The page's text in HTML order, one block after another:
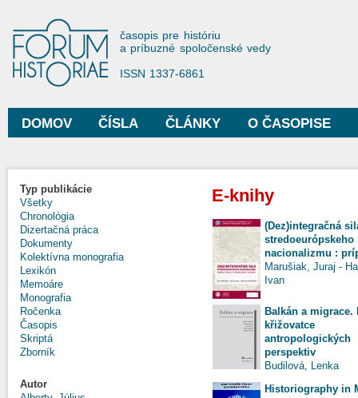
Forum Historiae
časopis pre históriu
a príbuzné spoločenské vedy
ISSN 1337-6861
Hlavné menu
DOMOV ČÍSLA ČLÁNKY O ČASOPISE
Typ publikácie
Všetky
Chronológia
Dizertačná práca
Dokumenty
Kolektívna monografia
Lexikón
Memoáre
Monografia
Ročenka
Časopis
Skriptá
Zborník
Autor
E-knihy
(Dez)integračná
stredoeurópskeho
nacionalizmu :
Marušiak, Juraj -
Ivan
Balkán a migrace.
křižovatce
antropologických
perspektiv
Budilová, Lenka
Historiography in